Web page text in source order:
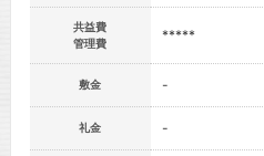
共益費
管理費
*****
敷金 -
礼金 -